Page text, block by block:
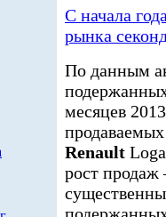
С начала
рынка
По данным
месяцев
Renault
рост продаж